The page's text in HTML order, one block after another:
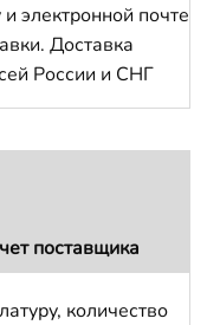
электронной почте
Доставка
России и СНГ
поставщика
количество